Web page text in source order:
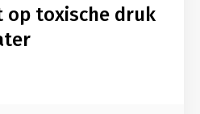
op toxische druk